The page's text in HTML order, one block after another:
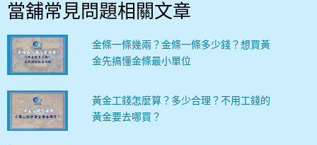
當舖常見問題相關文章
金條一條幾兩？金條一條多少錢？想買黃
金先搞懂金條最小單位
黃金工錢怎麼算？多少合理？不用工錢的
黃金要去哪買？